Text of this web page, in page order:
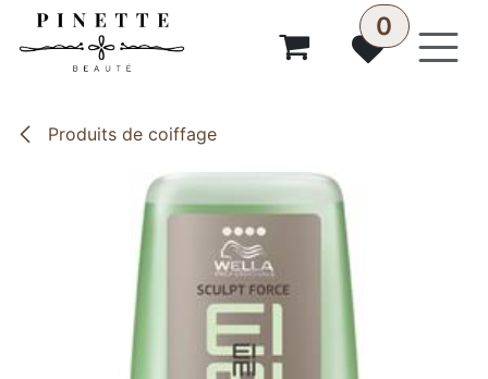
Se rendre au contenu 0
Produits de coiffage